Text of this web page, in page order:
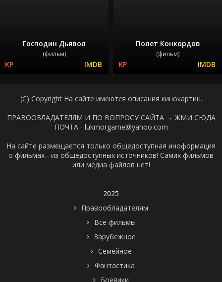
Господин Дьявол
(фильм)
Полет Конкордов
(фильм)
(C) Copyright На сайте имеются описания кинокартин.
ПРАВООБЛАДАТЕЛЯМ И ПО ВОПРОСУ САЙТА → ЖМИ СЮДА
ПОЧТА - lukmorgame@yahoo.com
На сайте размещается только общедоступная иноформация
о фильмах - из общедоступных источников! Самих фильмов
или медиа файлов нет!
2025
Правообладателям
Все фильмы
Зарубежное
Семейное
Фантастика
Боевики